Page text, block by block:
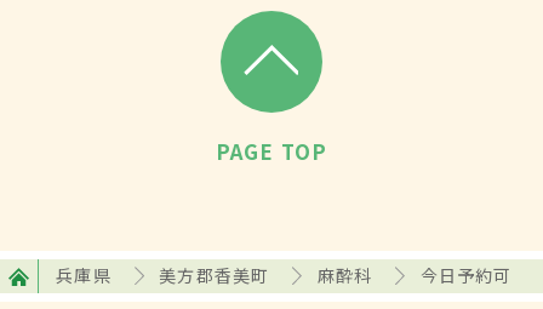
PAGE TOP
兵庫県 美方郡香美町 麻酔科 今日予約可